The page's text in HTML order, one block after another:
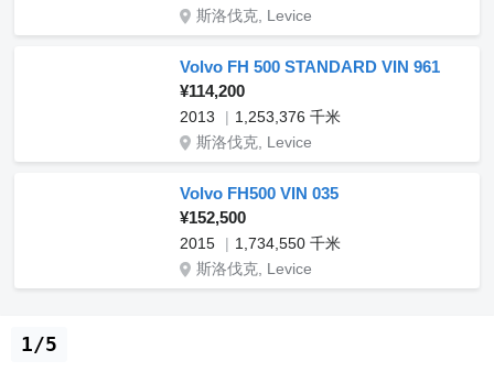
斯洛伐克, Levice
Volvo FH 500 STANDARD VIN 961
¥114,200
2013
1,253,376 千米
斯洛伐克, Levice
Volvo FH500 VIN 035
¥152,500
2015
1,734,550 千米
斯洛伐克, Levice
1/5